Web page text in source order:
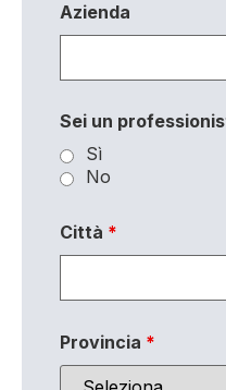
Azienda
Sei un
Sì
No
Città *
Provincia *